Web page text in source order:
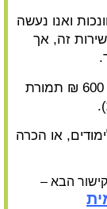
ואנו נעשה
זה, אך
קבלת חונכות כרוכה בתשלום מסובסד של 600 ₪ תמורת
או הכרה
הבא –